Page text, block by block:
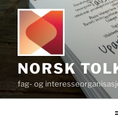
Gå
innhold
NORSK
fag- og